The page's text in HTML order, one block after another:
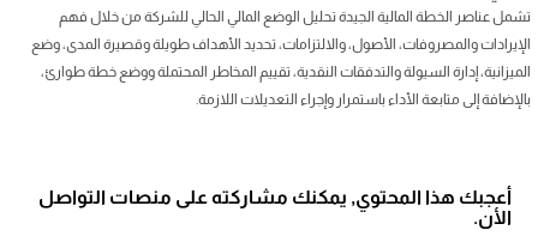
تشمل عناصر الخطة المالية الجيدة تحليل الوضع المالي الحالي للشركة من خلال فهم
الإيرادات والمصروفات، الأصول، والالتزامات، تحديد الأهداف طويلة وقصيرة المدى، وضع
الميزانية، إدارة السيولة والتدفقات النقدية، تقييم المخاطر المحتملة ووضع خطة طوارئ،
بالإضافة إلى متابعة الأداء باستمرار وإجراء التعديلات اللازمة.
أعجبك هذا المحتوي, يمكنك مشاركته على منصات التواصل
الأن.